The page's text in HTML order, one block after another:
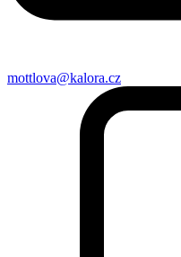
mottlova@kalora.cz